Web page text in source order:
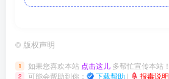
© 版权声明
1 如果您喜欢本站 点击这儿 多帮忙宣传本站！
2 可能会帮助到你： 下载帮助 | 报毒说明